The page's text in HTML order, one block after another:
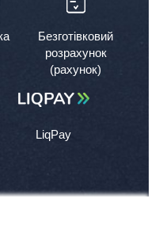
Безготівковий
розрахунок
(рахунок)
LiqPay